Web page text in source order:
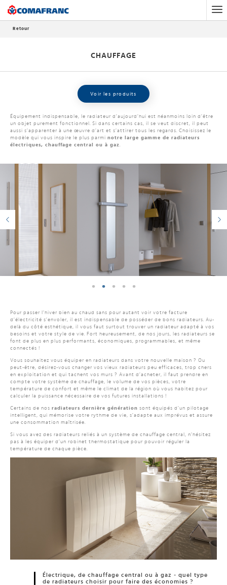
Accueil Chauffage
CHAUFFAGE
Retour
Voir les produits
Équipement indispensable, le radiateur d’aujourd’hui est néanmoins loin d’être
un objet purement fonctionnel. Si dans certains cas, il se veut discret, il peut
aussi s’apparenter à une œuvre d’art et s’attirer tous les regards. Choisissez le
modèle qui vous inspire le plus parmi notre large gamme de radiateurs
électriques, chauffage central ou à gaz.
Pour passer l’hiver bien au chaud sans pour autant voir votre facture
d’électricité s’envoler, il est indispensable de posséder de bons radiateurs. Au-
delà du côté esthétique, il vous faut surtout trouver un radiateur adapté à vos
besoins et votre style de vie. Fort heureusement, de nos jours, les radiateurs se
font de plus en plus performants, économiques, programmables, et même
connectés !
Vous souhaitez vous équiper en radiateurs dans votre nouvelle maison ? Ou
peut-être, désirez-vous changer vos vieux radiateurs peu efficaces, trop chers
en exploitation et qui tachent vos murs ? Avant d’acheter, il faut prendre en
compte votre système de chauffage, le volume de vos pièces, votre
température de confort et même le climat de la région où vous habitez pour
calculer la puissance nécessaire de vos futures installations !
Certains de nos radiateurs dernière génération sont équipés d’un pilotage
intelligent, qui mémorise votre rythme de vie, s’adapte aux imprévus et assure
une consommation maîtrisée.
Si vous avez des radiateurs reliés à un système de chauffage central, n’hésitez
pas à les équiper d’un robinet thermostatique pour pouvoir réguler la
température de chaque pièce.
Électrique, de chauffage central ou à gaz - quel type
de radiateurs choisir pour faire des économies ?